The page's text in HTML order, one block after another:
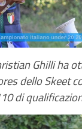
Ghilli ha
dello Skeet
di